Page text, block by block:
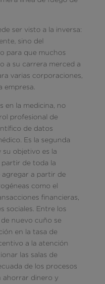
ser visto a la inversa:
sino del
para que muchos
a su carrera merced a
varias corporaciones,
empresa.
en la medicina, no
profesional de
de datos
Es la segunda
objetivo es la
de toda la
agregar a partir de
como el
financieras,
sociales. Entre los
nuevo cuño se
en la tasa de
a la atención
las salas de
de los procesos
ahorrar dinero y